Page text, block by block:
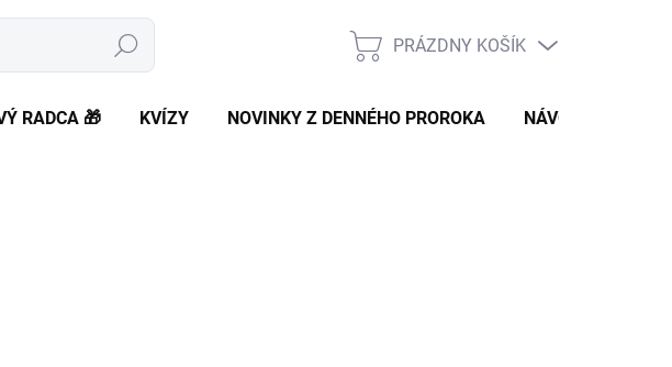
Hľadať
NÁKUPNÝ
PRÁZDNY KOŠÍK
RADCA 🎁 KVÍZY NOVINKY Z DENNÉHO PROROKA NÁVODY A TIPY